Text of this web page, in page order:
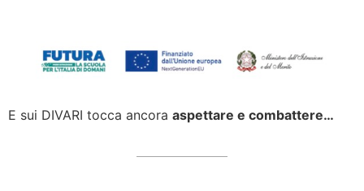
E sui DIVARI tocca ancora aspettare e combattere…